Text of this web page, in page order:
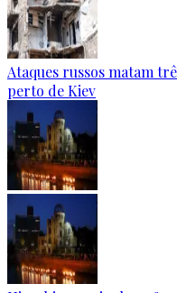
Ataques russos matam
perto de Kiev